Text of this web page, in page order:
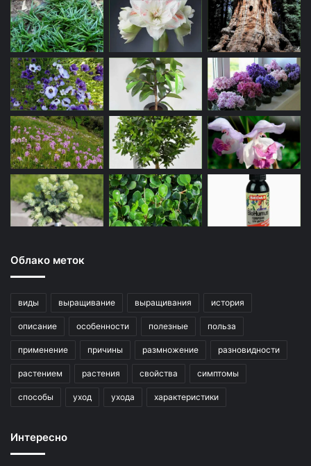
Облако меток
виды выращивание выращивания история
описание особенности полезные польза
применение причины размножение разновидности
растением растения свойства симптомы
способы уход ухода характеристики
Интересно